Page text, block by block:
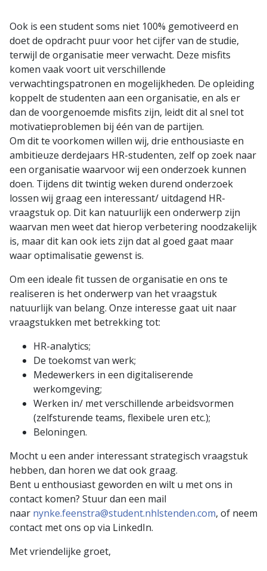
Ook is een student soms niet 100% gemotiveerd en
doet de opdracht puur voor het cijfer van de studie,
terwijl de organisatie meer verwacht. Deze misfits
komen vaak voort uit verschillende
verwachtingspatronen en mogelijkheden. De opleiding
koppelt de studenten aan een organisatie, en als er
dan de voorgenoemde misfits zijn, leidt dit al snel tot
motivatieproblemen bij één van de partijen.
Om dit te voorkomen willen wij, drie enthousiaste en
ambitieuze derdejaars HR-studenten, zelf op zoek naar
een organisatie waarvoor wij een onderzoek kunnen
doen. Tijdens dit twintig weken durend onderzoek
lossen wij graag een interessant/ uitdagend HR-
vraagstuk op. Dit kan natuurlijk een onderwerp zijn
waarvan men weet dat hierop verbetering noodzakelijk
is, maar dit kan ook iets zijn dat al goed gaat maar
waar optimalisatie gewenst is.
Om een ideale fit tussen de organisatie en ons te
realiseren is het onderwerp van het vraagstuk
natuurlijk van belang. Onze interesse gaat uit naar
vraagstukken met betrekking tot:
HR-analytics;
De toekomst van werk;
Medewerkers in een digitaliserende
werkomgeving;
Werken in/ met verschillende arbeidsvormen
(zelfsturende teams, flexibele uren etc.);
Beloningen.
Mocht u een ander interessant strategisch vraagstuk
hebben, dan horen we dat ook graag.
Bent u enthousiast geworden en wilt u met ons in
contact komen? Stuur dan een mail
naar nynke.feenstra@student.nhlstenden.com, of neem
contact met ons op via LinkedIn.
Met vriendelijke groet,